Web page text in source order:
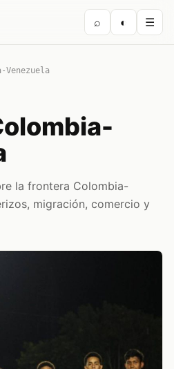
⌕ ◐ ☰
Venezuela
la frontera Colombia-
migración, comercio y